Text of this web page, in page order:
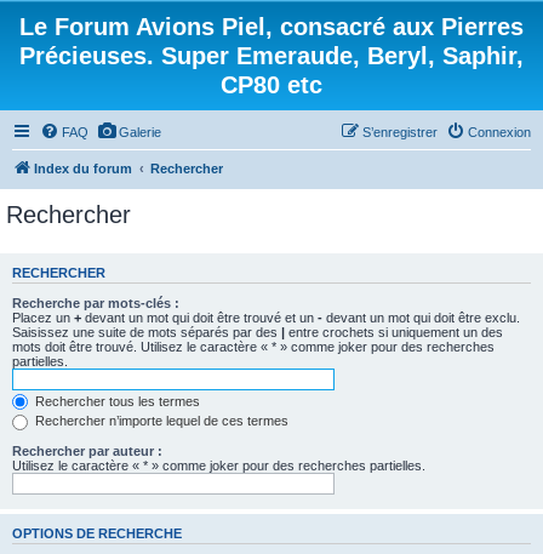
Le Forum Avions Piel, consacré aux Pierres
Précieuses. Super Emeraude, Beryl, Saphir,
CP80 etc
FAQ Galerie Connexion
S’enregistrer
Index du forum Rechercher
Rechercher
RECHERCHER
Recherche par mots-clés :
Placez un + devant un mot qui doit être trouvé et un - devant un mot qui doit être exclu.
Saisissez une suite de mots séparés par des | entre crochets si uniquement un des
mots doit être trouvé. Utilisez le caractère « * » comme joker pour des recherches
partielles.
Rechercher tous les termes
Rechercher n’importe lequel de ces termes
Rechercher par auteur :
Utilisez le caractère « * » comme joker pour des recherches partielles.
OPTIONS DE RECHERCHE